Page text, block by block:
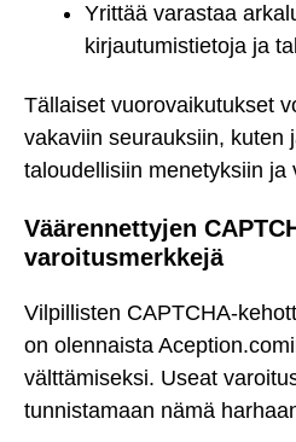
Yrittää varastaa
kirjautumistietoja ja
Tällaiset vuorovaikutukset
vakaviin seurauksiin, kuten
taloudellisiin menetyksiin ja
Väärennettyjen
varoitusmerkkejä
Vilpillisten CAPTCHA-
on olennaista
välttämiseksi. Useat
tunnistamaan nämä